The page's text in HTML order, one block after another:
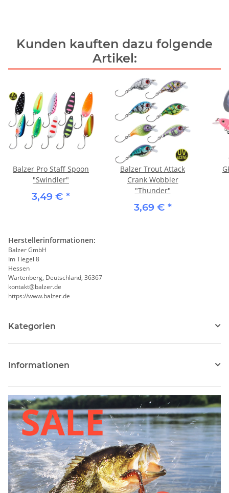
Kunden kauften dazu folgende
Artikel:
Balzer Pro Staff Spoon
"Swindler"
3,49 € *
Balzer Trout Attack
Crank Wobbler
"Thunder"
3,69 € *
Herstellerinformationen:
Balzer GmbH
Im Tiegel 8
Hessen
Wartenberg, Deutschland, 36367
kontakt@balzer.de
https://www.balzer.de
Kategorien
Informationen